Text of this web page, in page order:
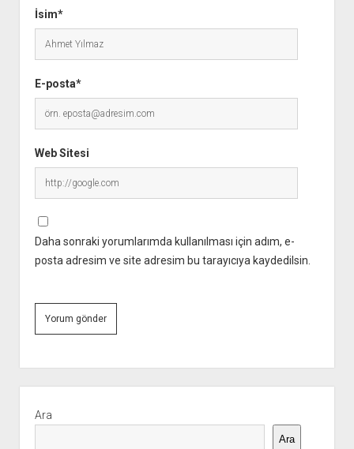
İsim*
E-posta*
Web Sitesi
Daha sonraki yorumlarımda kullanılması için adım, e-
posta adresim ve site adresim bu tarayıcıya kaydedilsin.
Menü
Ara
Ara